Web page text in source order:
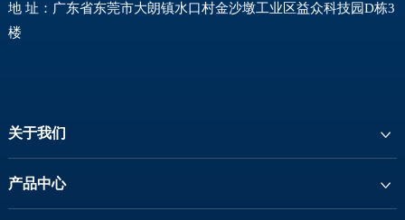
地 址：广东省东莞市大朗镇水口村金沙墩工业区益众科技园D栋3
楼
关于我们
产品中心